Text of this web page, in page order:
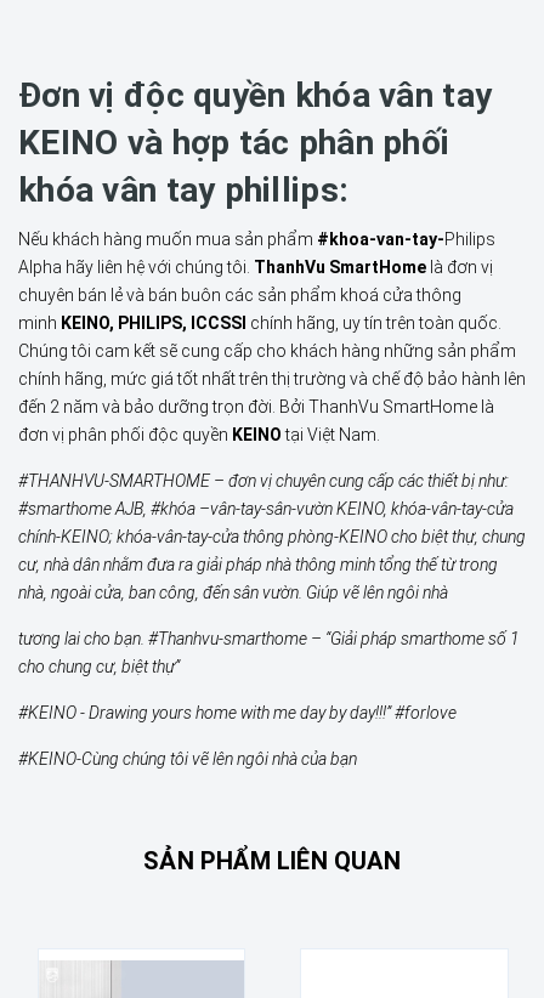
Đơn vị độc quyền khóa vân tay
KEINO và hợp tác phân phối
khóa vân tay phillips:
Nếu khách hàng muốn mua sản phẩm #khoa-van-tay-Philips
Alpha hãy liên hệ với chúng tôi. ThanhVu SmartHome là đơn vị
chuyên bán lẻ và bán buôn các sản phẩm khoá cửa thông
minh KEINO, PHILIPS, ICCSSI chính hãng, uy tín trên toàn quốc.
Chúng tôi cam kết sẽ cung cấp cho khách hàng những sản phẩm
chính hãng, mức giá tốt nhất trên thị trường và chế độ bảo hành lên
đến 2 năm và bảo dưỡng trọn đời. Bởi ThanhVu SmartHome là
đơn vị phân phối độc quyền KEINOtại Việt Nam.
#THANHVU-SMARTHOME – đơn vị chuyên cung cấp các thiết bị như:
#smarthome AJB, #khóa –vân-tay-sân-vườn KEINO, khóa-vân-tay-cửa
chính-KEINO; khóa-vân-tay-cửa thông phòng-KEINO cho biệt thự, chung
cư, nhà dân nhằm đưa ra giải pháp nhà thông minh tổng thế từ trong
nhà, ngoài cửa, ban công, đến sân vườn. Giúp vẽ lên ngôi nhà
tương lai cho bạn. #Thanhvu-smarthome – “Giải pháp smarthome số 1
cho chung cư, biệt thự”
#KEINO - Drawing yours home with me day by day!!!” #forlove
#KEINO-Cùng chúng tôi vẽ lên ngôi nhà của bạn
SẢN PHẨM LIÊN QUAN